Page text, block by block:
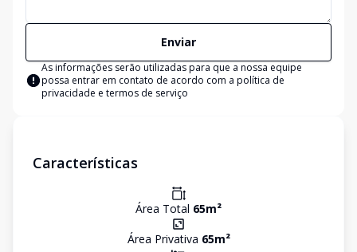
Enviar
As informações serão utilizadas para que a nossa equipe
possa entrar em contato de acordo com a política de
privacidade e termos de serviço
Características
Área Total 65m²
Área Privativa 65m²